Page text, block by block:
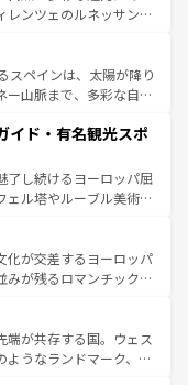
レンツェのルネッサンス
やアマルフィ海岸の絶
観光の合間には、本場の
ア料理を堪能することも
ない旅をしてみよう！
スペインは、太陽が降り
ー山脈まで、多彩な自然
フラメンコ、熱気あふ
生活の一部となってい
雰囲気や、バルセロナの
は古代ローマ遺跡や中世
なるスペインはその個
人を魅了する。 なお、新着のスペイン情報は コ
イド・有名観光スポ
了し続けるヨーロッパ屈
ェル塔やルーブル美術館
麗な宮殿、歴史的な大
な自然が、訪れる者を心
美食の国としても知ら
ンス、プロヴァンスの
な楽しみ方が可能だ。さ
溢れており、どの街角に
化が交差するヨーロッパ
みが残るロマンチック街
飽きることがない。ベ
州のアルプスの絶景、そ
った風景は必見。ビール
端が共存する国。ウェス
ようなランドマーク、歴